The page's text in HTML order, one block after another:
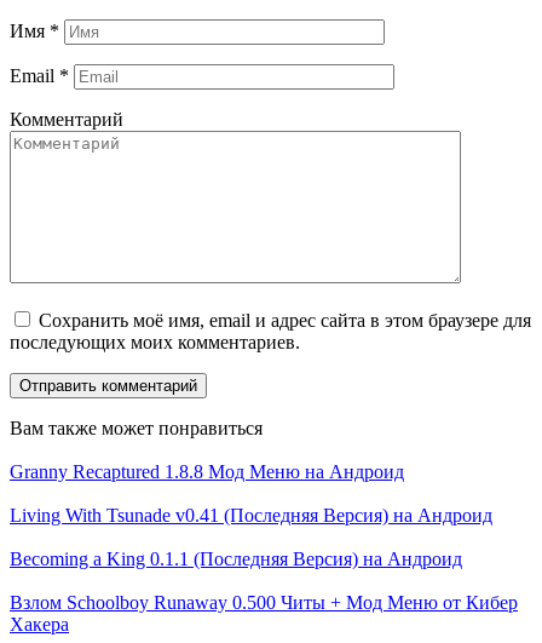
Имя *
Email *
Комментарий
Сохранить моё имя, email и адрес сайта в этом браузере для
последующих моих комментариев.
Вам также может понравиться
Granny Recaptured 1.8.8 Мод Меню на Андроид
Living With Tsunade v0.41 (Последняя Версия) на Андроид
Becoming a King 0.1.1 (Последняя Версия) на Андроид
Взлом Schoolboy Runaway 0.500 Читы + Мод Меню от Кибер
Хакера